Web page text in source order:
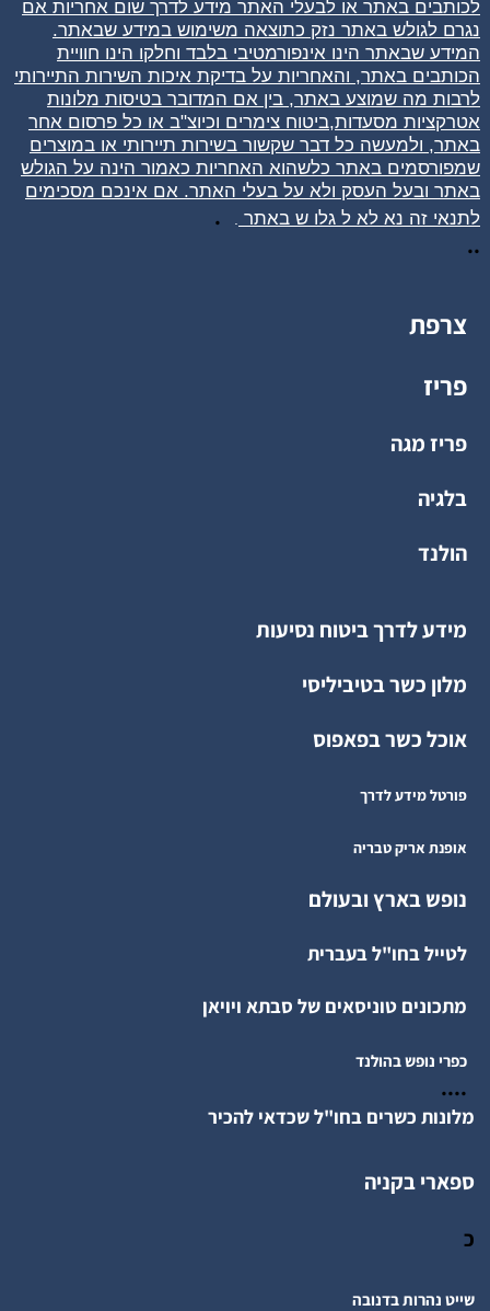
לכותבים באתר או לבעלי האתר מידע לדרך שום אחריות אם
נגרם לגולש באתר נזק כתוצאה משימוש במידע שבאתר.
המידע שבאתר הינו אינפורמטיבי בלבד וחלקו הינו חוויית
הכותבים באתר, והאחריות על בדיקת איכות השירות התיירותי
לרבות מה שמוצע באתר, בין אם המדובר בטיסות מלונות
אטרקציות מסעדות,ביטוח צימרים וכיוצ"ב או כל פרסום אחר
באתר, ולמעשה כל דבר שקשור בשירות תיירותי או במוצרים
שמפורסמים באתר כלשהוא האחריות כאמור הינה על הגולש
באתר ובעל העסק ולא על בעלי האתר. אם אינכם מסכימים
לתנאי זה נא לא ל גלו ש באתר
.
..
צרפת
פריז
פריז מגה
בלגיה
הולנד
מידע לדרך ביטוח נסיעות
מלון כשר בטיביליסי
אוכל כשר בפאפוס
פורטל מידע לדרך
אופנת אריק טבריה
נופש בארץ ובעולם
לטייל בחו"ל בעברית
מתכונים טוניסאים של סבתא ויויאן
כפרי נופש בהולנד
....
מלונות כשרים בחו"ל שכדאי להכיר
ספארי בקניה
כ
שייט נהרות בדנובה